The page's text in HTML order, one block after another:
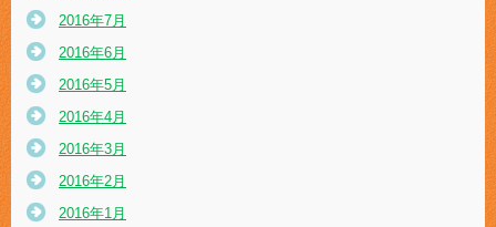
2016年7月
2016年6月
2016年5月
2016年4月
2016年3月
2016年2月
2016年1月